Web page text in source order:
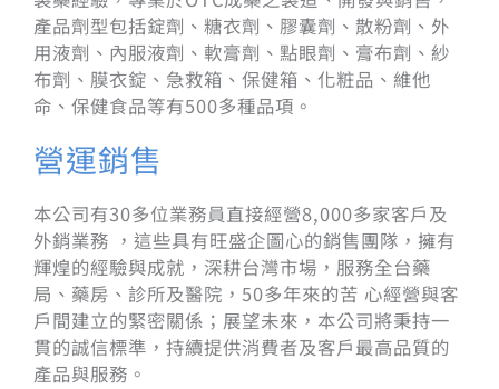
產品劑型包括錠劑、糖衣劑、膠囊劑、散粉劑、外
用液劑、內服液劑、軟膏劑、點眼劑、膏布劑、紗
布劑、膜衣錠、急救箱、保健箱、化粧品、維他
命、保健食品等有500多種品項。
營運銷售
本公司有30多位業務員直接經營8,000多家客戶及
外銷業務 ，這些具有旺盛企圖心的銷售團隊，擁有
輝煌的經驗與成就，深耕台灣市場，服務全台藥
局、藥房、診所及醫院，50多年來的苦 心經營與客
戶間建立的緊密關係；展望未來，本公司將秉持一
貫的誠信標準，持續提供消費者及客戶最高品質的
產品與服務。